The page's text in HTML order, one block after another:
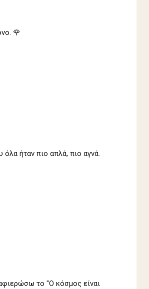
🌹
ήταν πιο απλά, πιο αγνά.
το "Ο κόσμος είναι